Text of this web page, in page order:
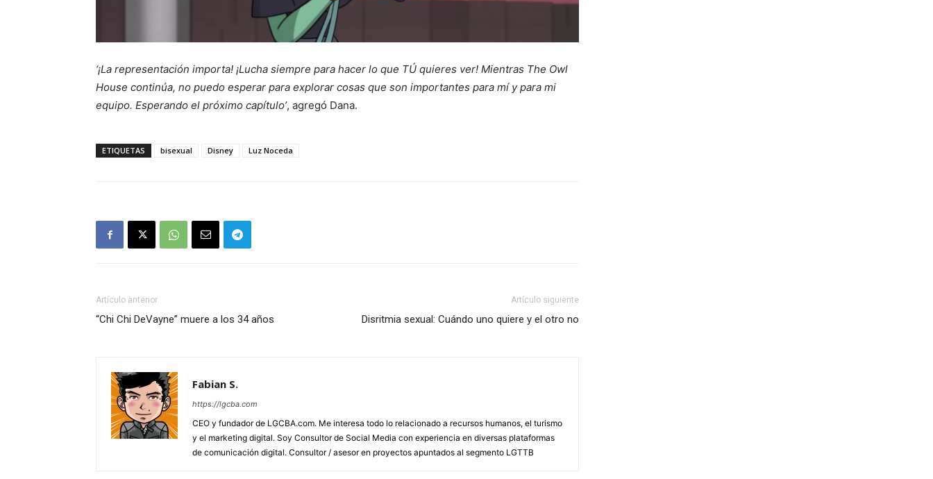
‘¡La representación importa! ¡Lucha siempre para hacer lo que TÚ quieres ver! Mientras The Owl
House continúa, no puedo esperar para explorar cosas que son importantes para mí y para mi
equipo. Esperando el próximo capítulo’, agregó Dana.
ETIQUETAS bisexual Disney Luz Noceda
Artículo anterior
“Chi Chi DeVayne” muere a los 34 años
Artículo siguiente
Disritmia sexual: Cuándo uno quiere y el otro no
Fabian S.
https://lgcba.com
CEO y fundador de LGCBA.com. Me interesa todo lo relacionado a recursos humanos, el turismo
y el marketing digital. Soy Consultor de Social Media con experiencia en diversas plataformas
de comunicación digital. Consultor / asesor en proyectos apuntados al segmento LGTTB